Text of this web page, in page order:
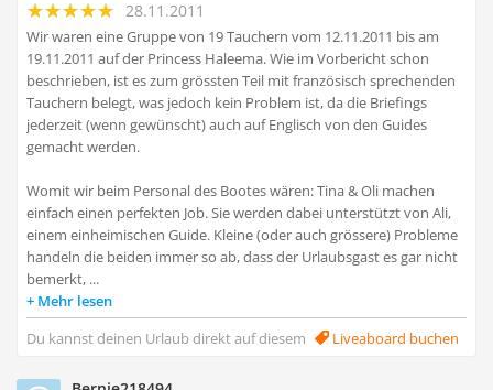
28.11.2011
Wir waren eine Gruppe von 19 Tauchern vom 12.11.2011 bis am
19.11.2011 auf der Princess Haleema. Wie im Vorbericht schon
beschrieben, ist es zum grössten Teil mit französisch sprechenden
Tauchern belegt, was jedoch kein Problem ist, da die Briefings
jederzeit (wenn gewünscht) auch auf Englisch von den Guides
gemacht werden.
Womit wir beim Personal des Bootes wären: Tina & Oli machen
einfach einen perfekten Job. Sie werden dabei unterstützt von Ali,
einem einheimischen Guide. Kleine (oder auch grössere) Probleme
handeln die beiden immer so ab, dass der Urlaubsgast es gar nicht
bemerkt, ...
Mehr lesen
Du kannst deinen Urlaub direkt auf diesem
Liveaboard buchen